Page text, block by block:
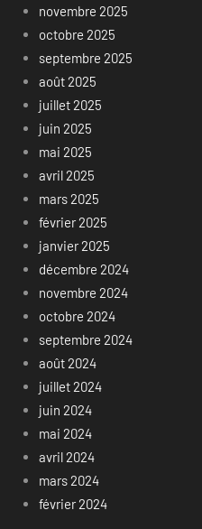
novembre 2025
octobre 2025
septembre 2025
août 2025
juillet 2025
juin 2025
mai 2025
avril 2025
mars 2025
février 2025
janvier 2025
décembre 2024
novembre 2024
octobre 2024
septembre 2024
août 2024
juillet 2024
juin 2024
mai 2024
avril 2024
mars 2024
février 2024